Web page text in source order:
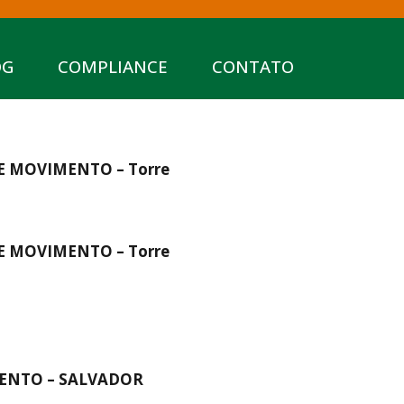
COMPLIANCE CONTATO
MOVIMENTO – Torre
MOVIMENTO – Torre
– SALVADOR